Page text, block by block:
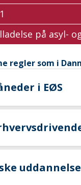
på asyl-
regler som i
i EØS